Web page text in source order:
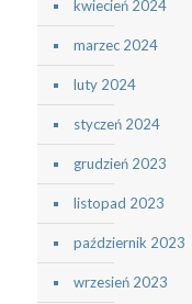
kwiecień 2024
marzec 2024
luty 2024
styczeń 2024
grudzień 2023
listopad 2023
październik 2023
wrzesień 2023